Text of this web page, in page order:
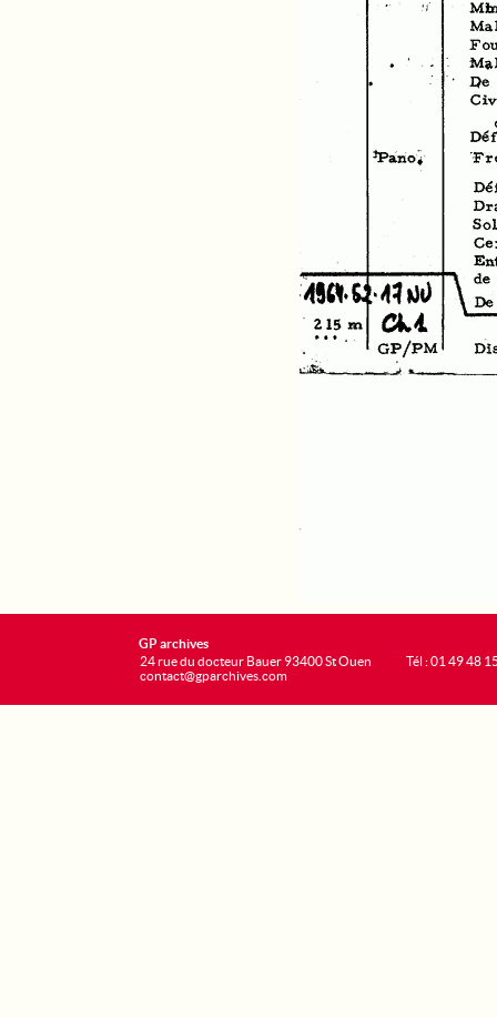
GP archives
24 rue du docteur Bauer 93400 St Ouen
contact@gparchives.com
Tél : 01 49 48